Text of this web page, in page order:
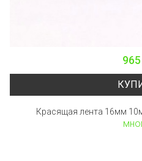
Красящая лента 16мм